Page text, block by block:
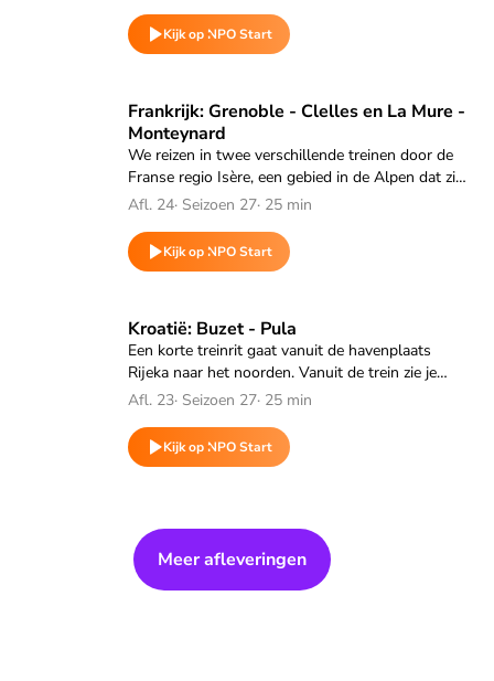
kruisen.Kijk op NPO Start
Frankrijk: Grenoble - Clelles en La Mure -
Monteynard
We reizen in twee verschillende treinen door de
Franse regio Isère, een gebied in de Alpen dat zich
kenmerkt door prachtige bergen en diepblauwe
Afl. 24· Seizoen 27· 25 min
Kijk op NPO Start
Speel "Frankrijk: Grenoble - Clelles en La Mure -
Kroatië: Buzet - Pula
Een korte treinrit gaat vanuit de havenplaats
Rijeka naar het noorden. Vanuit de trein zie je
Istrië liggen. Daar aangekomen beginnen we in de
Afl. 23· Seizoen 27· 25 min
Kijk op NPO Start
Speel "Kroatië: Buzet - Pula" af
Meer afleveringen